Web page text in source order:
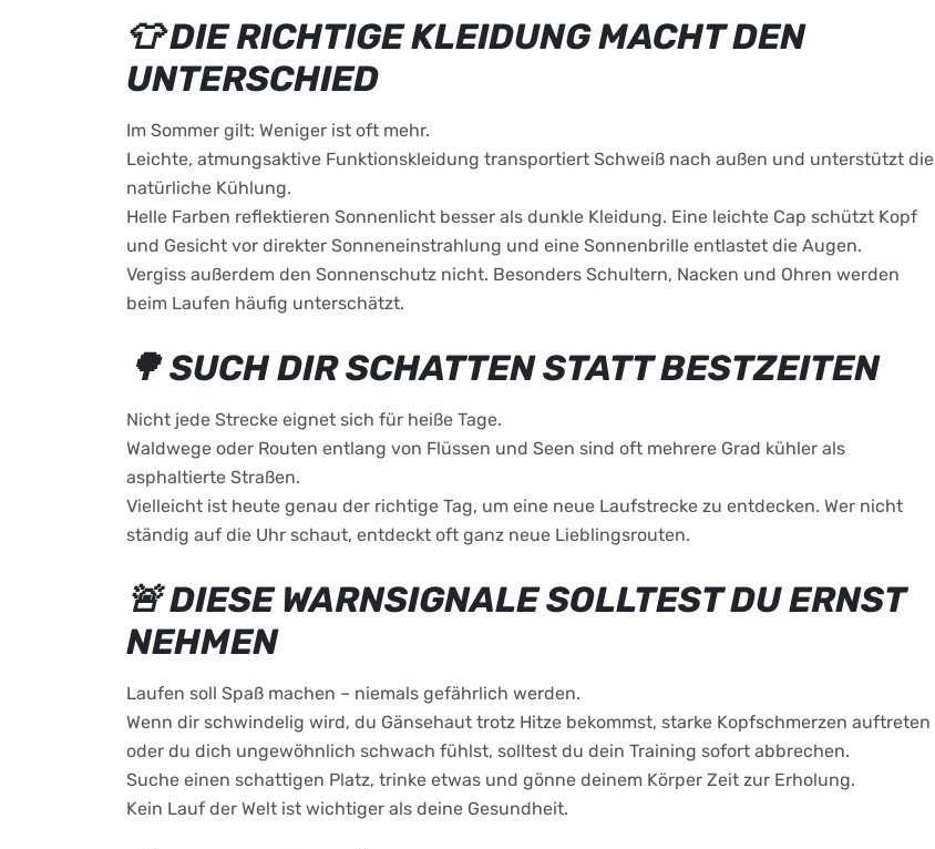
👕 DIE RICHTIGE KLEIDUNG MACHT DEN
UNTERSCHIED
Im Sommer gilt: Weniger ist oft mehr.
Leichte, atmungsaktive Funktionskleidung transportiert Schweiß nach außen und unterstützt die
natürliche Kühlung.
Helle Farben reflektieren Sonnenlicht besser als dunkle Kleidung. Eine leichte Cap schützt Kopf
und Gesicht vor direkter Sonneneinstrahlung und eine Sonnenbrille entlastet die Augen.
Vergiss außerdem den Sonnenschutz nicht. Besonders Schultern, Nacken und Ohren werden
beim Laufen häufig unterschätzt.
🌳 SUCH DIR SCHATTEN STATT BESTZEITEN
Nicht jede Strecke eignet sich für heiße Tage.
Waldwege oder Routen entlang von Flüssen und Seen sind oft mehrere Grad kühler als
asphaltierte Straßen.
Vielleicht ist heute genau der richtige Tag, um eine neue Laufstrecke zu entdecken. Wer nicht
ständig auf die Uhr schaut, entdeckt oft ganz neue Lieblingsrouten.
🚨 DIESE WARNSIGNALE SOLLTEST DU ERNST
NEHMEN
Laufen soll Spaß machen – niemals gefährlich werden.
Wenn dir schwindelig wird, du Gänsehaut trotz Hitze bekommst, starke Kopfschmerzen auftreten
oder du dich ungewöhnlich schwach fühlst, solltest du dein Training sofort abbrechen.
Suche einen schattigen Platz, trinke etwas und gönne deinem Körper Zeit zur Erholung.
Kein Lauf der Welt ist wichtiger als deine Gesundheit.